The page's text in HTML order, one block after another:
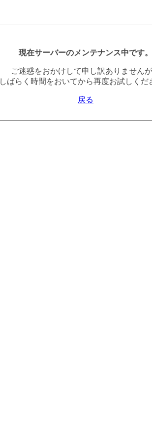
現在サーバーのメンテナンス中です。
ご迷惑をおかけして申し訳ありませんが
しばらく時間をおいてから再度お試しくだ
戻る